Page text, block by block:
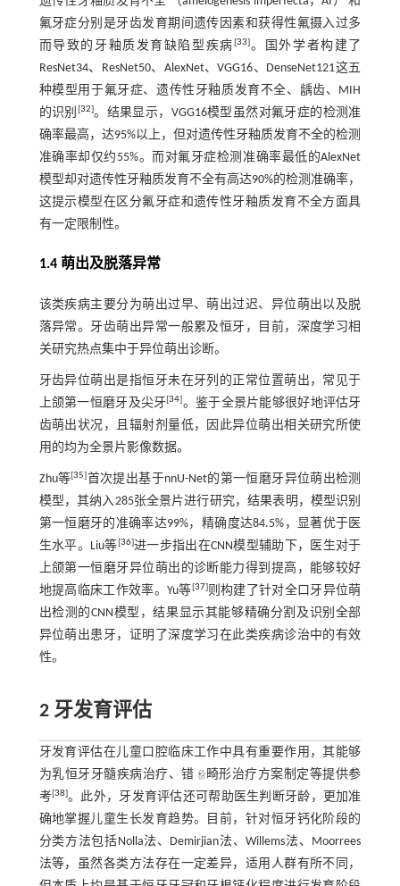
氟牙症分别是牙齿发育期间遗传因素和获得性氟摄入过多
而导致的牙釉质发育缺陷型疾病 [33]。国外学者构建了
ResNet34、ResNet50、AlexNet、VGG16、DenseNet121这五
种模型用于氟牙症、遗传性牙釉质发育不全、龋齿、MIH
的识别 [32]。结果显示，VGG16模型虽然对氟牙症的检测准
确率最高，达95%以上，但对遗传性牙釉质发育不全的检测
准确率却仅约55%。而对氟牙症检测准确率最低的AlexNet
模型却对遗传性牙釉质发育不全有高达90%的检测准确率，
这提示模型在区分氟牙症和遗传性牙釉质发育不全方面具
有一定限制性。
1.4 萌出及脱落异常
该类疾病主要分为萌出过早、萌出过迟、异位萌出以及脱
落异常。牙齿萌出异常一般累及恒牙，目前，深度学习相
关研究热点集中于异位萌出诊断。
牙齿异位萌出是指恒牙未在牙列的正常位置萌出，常见于
上颌第一恒磨牙及尖牙[34]。鉴于全景片能够很好地评估牙
齿萌出状况，且辐射剂量低，因此异位萌出相关研究所使
用的均为全景片影像数据。
Zhu等[35] 首次提出基于nnU-Net的第一恒磨牙异位萌出检测
模型，其纳入285张全景片进行研究，结果表明，模型识别
第一恒磨牙的准确率达99%，精确度达84.5%，显著优于医
生水平。Liu等[36]进一步指出在CNN模型辅助下，医生对于
上颌第一恒磨牙异位萌出的诊断能力得到提高，能够较好
地提高临床工作效率。Yu等[37]则构建了针对全口牙异位萌
出检测的CNN模型，结果显示其能够精确分割及识别全部
异位萌出患牙，证明了深度学习在此类疾病诊治中的有效
性。
2 牙发育评估
牙发育评估在儿童口腔临床工作中具有重要作用，其能够
为乳恒牙牙髓疾病治疗、错
畸形治疗方案制定等提供参
考[38]。此外，牙发育评估还可帮助医生判断牙龄，更加准
确地掌握儿童生长发育趋势。目前，针对恒牙钙化阶段的
分类方法包括Nolla法、Demirjian法、Willems法、Moorrees
法等，虽然各类方法存在一定差异，适用人群有所不同，